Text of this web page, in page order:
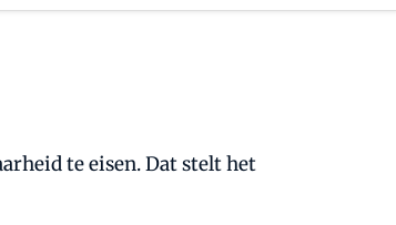
te eisen. Dat stelt het